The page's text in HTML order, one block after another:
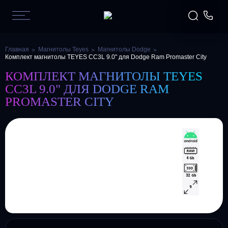
Главная Магнитолы Teyes
Магнитолы Dodge
Комплект магнитолы TEYES CC3L 9.0" для Dodge Ram Promaster City
КОМПЛЕКТ МАГНИТОЛЫ TEYES
CC3L 9.0" ДЛЯ DODGE RAM
PROMASTER CITY